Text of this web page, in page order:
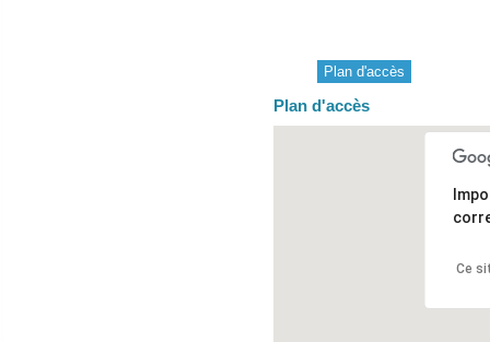
Plan d'accès
Plan d'accès
Ce